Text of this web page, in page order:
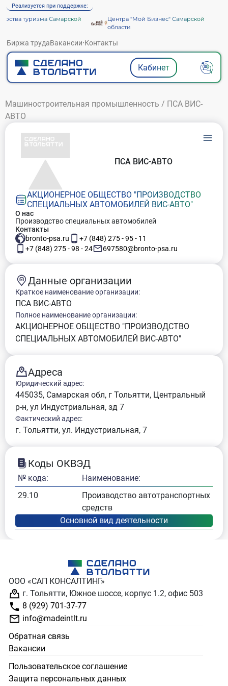
Реализуется при поддержке:
туризма Самарской
Центра "Мой Бизнес" Самарской
области
Биржа трудаВакансии·Контакты
Кабинет
Машиностроительная промышленность / ПСА ВИС-
АВТО
АКЦИОНЕРНОЕ ОБЩЕСТВО "ПРОИЗВОДСТВО
СПЕЦИАЛЬНЫХ АВТОМОБИЛЕЙ ВИС-АВТО"
ПСА ВИС-АВТО
О нас
Производство специальных автомобилей
Контакты
bronto-psa.ru
+7 (848) 275 - 95 - 11
+7 (848) 275 - 98 - 24
697580@bronto-psa.ru
Данные организации
Краткое наименование организации:
ПСА ВИС-АВТО
Полное наименование организации:
АКЦИОНЕРНОЕ ОБЩЕСТВО "ПРОИЗВОДСТВО
СПЕЦИАЛЬНЫХ АВТОМОБИЛЕЙ ВИС-АВТО"
Адреса
Юридический адрес:
445035, Самарская обл, г Тольятти, Центральный
р-н, ул Индустриальная, зд 7
Фактический адрес:
г. Тольятти, ул. Индустриальная, 7
Коды ОКВЭД
№ кода:
Наименование:
29.10
Производство автотранспортных
средств
ООО «САП КОНСАЛТИНГ»
г. Тольятти, Южное шоссе, корпус 1.2, офис 503
8 (929) 701-37-77
info@madeintlt.ru
Обратная связь
Вакансии
Пользовательское соглашение
Защита персональных данных